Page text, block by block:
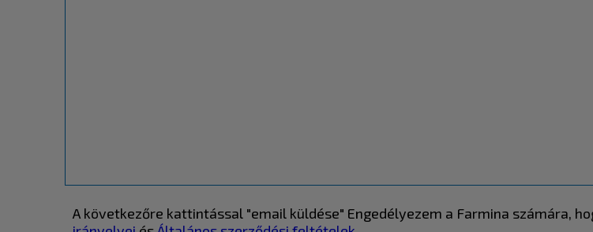
A következőre kattintással "email küldése" Engedélyezem a Farmina számára,